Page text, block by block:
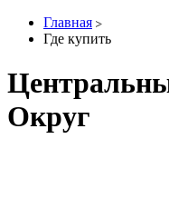
Главная
Где купить
Округ